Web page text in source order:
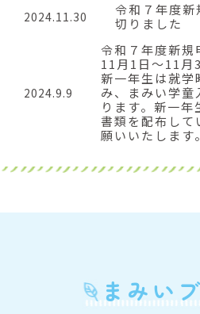
2024.11.30
令和７年度新
切りました
2024.9.9
令和７年度新規
11月1日～11月
新一年生は就学
み、まみい学童
ります。新一
書類を配布して
願いいたします。
まみい